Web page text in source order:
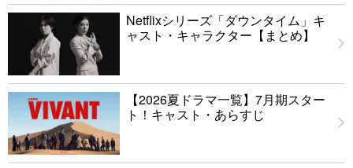
Netflixシリーズ「ダウンタイム」キ
ャスト・キャラクター【まとめ】
【2026夏ドラマ一覧】7月期スター
ト！キャスト・あらすじ